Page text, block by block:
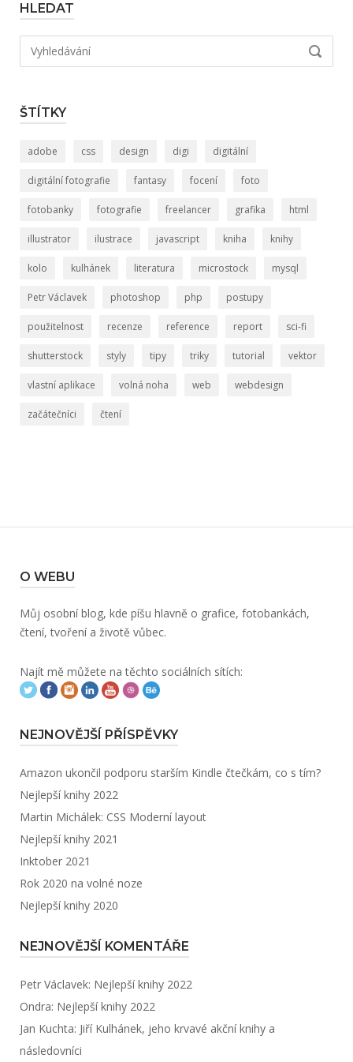
HLEDAT
Hledat:
ŠTÍTKY
adobe css design digi digitální
digitální fotografie fantasy focení foto
fotobanky fotografie freelancer grafika html
illustrator ilustrace javascript kniha knihy
kolo kulhánek literatura microstock mysql
Petr Václavek photoshop php postupy
použitelnost recenze reference report sci-fi
shutterstock styly tipy triky tutorial vektor
vlastní aplikace volná noha web webdesign
začátečníci čtení
O WEBU
Můj osobní blog, kde píšu hlavně o grafice, fotobankách,
čtení, tvoření a životě vůbec.
Najít mě můžete na těchto sociálních sítích:
NEJNOVĚJŠÍ PŘÍSPĚVKY
Amazon ukončil podporu starším Kindle čtečkám, co s tím?
Nejlepší knihy 2022
Martin Michálek: CSS Moderní layout
Nejlepší knihy 2021
Inktober 2021
Rok 2020 na volné noze
Nejlepší knihy 2020
NEJNOVĚJŠÍ KOMENTÁŘE
Petr Václavek: Nejlepší knihy 2022
Ondra: Nejlepší knihy 2022
Jan Kuchta: Jiří Kulhánek, jeho krvavé akční knihy a
následovníci